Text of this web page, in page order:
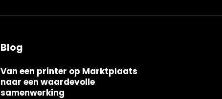
Blog
Van een printer op Marktplaats
naar een waardevolle
samenwerking